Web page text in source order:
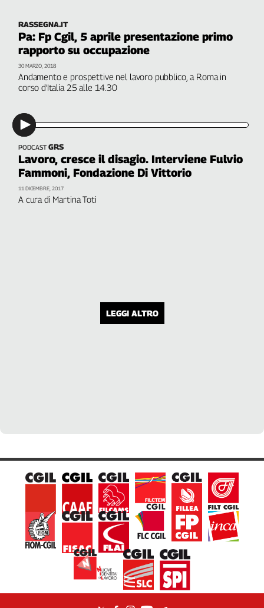
RASSEGNA.IT
Pa: Fp Cgil, 5 aprile presentazione primo
rapporto su occupazione
Andamento e prospettive nel lavoro pubblico, a Roma in
corso d’Italia 25 alle 14.30
30 MARZO, 2018
PODCAST GRS
Lavoro, cresce il disagio. Interviene Fulvio
Fammoni, Fondazione Di Vittorio
A cura di Martina Toti
11 DICEMBRE, 2017
LEGGI ALTRO